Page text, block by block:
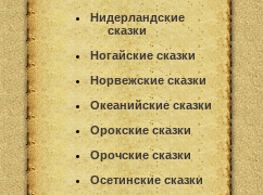
Нидерландские
сказки
Ногайские сказки
Норвежские сказки
Океанийские сказки
Орокские сказки
Орочские сказки
Осетинские сказки